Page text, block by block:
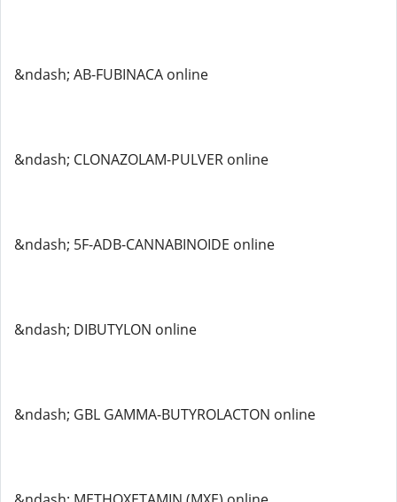
&ndash; AB-FUBINACA online
&ndash; CLONAZOLAM-PULVER online
&ndash; 5F-ADB-CANNABINOIDE online
&ndash; DIBUTYLON online
&ndash; GBL GAMMA-BUTYROLACTON online